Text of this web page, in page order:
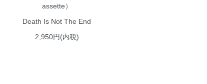
assette）
Death Is Not The End
2,950円(内税)